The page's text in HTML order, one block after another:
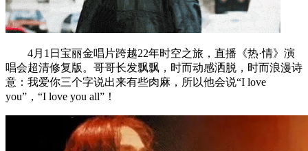
4月1日宝丽金唱片跨越22年时空之旅，直播《热·情》演
唱会超清修复版。哥哥长发飘飘，时而动感洒脱，时而浪漫诗
意：我爱你三个字说出来有些肉麻，所以他会说“I love
you”，“I love you all”！